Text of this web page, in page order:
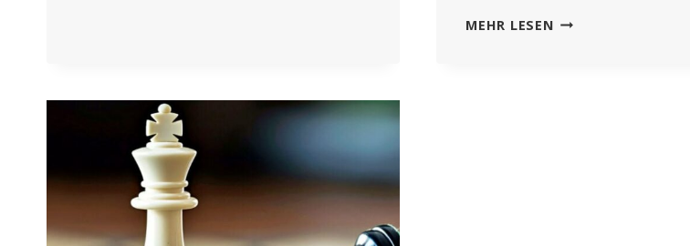
STELLT
SIE
WISSENTLICH
FALSCH
DAR
MEHR LESENISRAEL